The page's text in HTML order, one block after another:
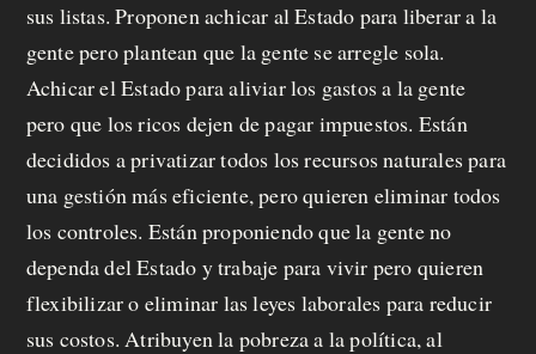
sus listas. Proponen achicar al Estado para liberar a la
gente pero plantean que la gente se arregle sola.
Achicar el Estado para aliviar los gastos a la gente
pero que los ricos dejen de pagar impuestos. Están
decididos a privatizar todos los recursos naturales para
una gestión más eficiente, pero quieren eliminar todos
los controles. Están proponiendo que la gente no
dependa del Estado y trabaje para vivir pero quieren
flexibilizar o eliminar las leyes laborales para reducir
sus costos. Atribuyen la pobreza a la política, al